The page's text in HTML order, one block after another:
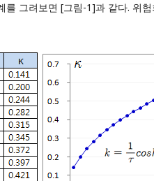
그려보면 [그림-1]과 같다. 위